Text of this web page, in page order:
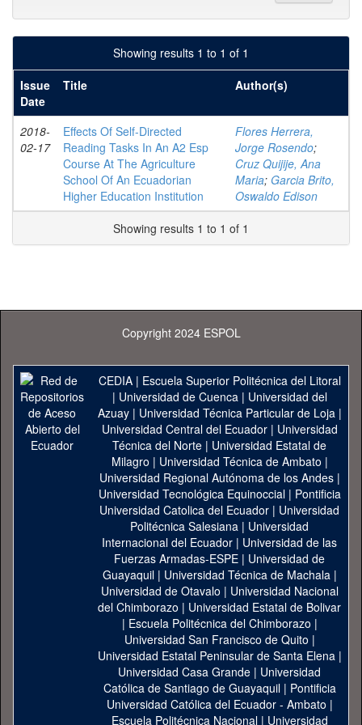
Showing results 1 to 1 of 1
Issue
Date
Title Author(s)
2018-
02-17
Effects Of Self-Directed
Reading Tasks In An A2 Esp
Course At The Agriculture
School Of An Ecuadorian
Higher Education Institution
Flores Herrera,
Jorge Rosendo;
Cruz Quijije, Ana
Maria; Garcia Brito,
Oswaldo Edison
Showing results 1 to 1 of 1
Copyright 2024 ESPOL
CEDIA| Escuela Superior Politécnica del Litoral
| Universidad de Cuenca| Universidad del
Azuay| Universidad Técnica Particular de Loja|
Universidad Central del Ecuador| Universidad
Técnica del Norte | Universidad Estatal de
Milagro | Universidad Técnica de Ambato |
Universidad Regional Autónoma de los Andes|
Universidad Tecnológica Equinoccial| Pontificia
Universidad Catolica del Ecuador | Universidad
Politécnica Salesiana | Universidad
Internacional del Ecuador | Universidad de las
Fuerzas Armadas-ESPE | Universidad de
Guayaquil| Universidad Técnica de Machala|
Universidad de Otavalo | Universidad Nacional
del Chimborazo | Universidad Estatal de Bolivar
| Escuela Politécnica del Chimborazo |
Universidad San Francisco de Quito |
Universidad Estatal Peninsular de Santa Elena|
Universidad Casa Grande | Universidad
Católica de Santiago de Guayaquil| Pontificia
Universidad Católica del Ecuador - Ambato |
Escuela Politécnica Nacional| Universidad